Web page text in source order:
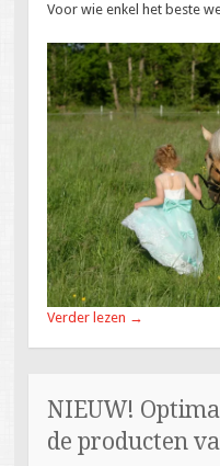
Voor wie enkel het beste
Verder lezen →
NIEUW!
de producten